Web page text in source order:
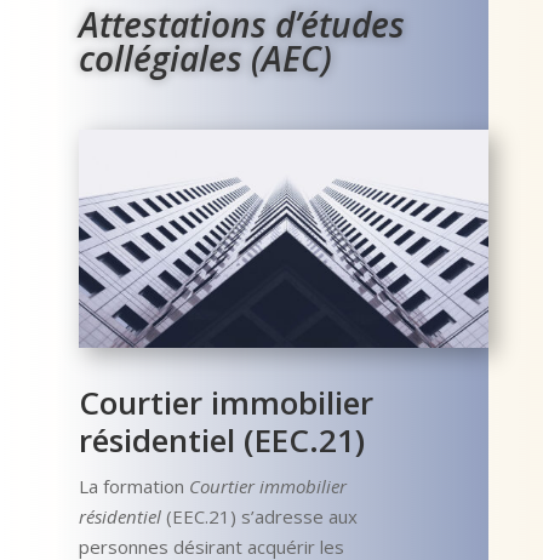
Attestations d’études
collégiales (AEC)
Courtier immobilier
résidentiel (EEC.21)
La formation Courtier immobilier
résidentiel (EEC.21) s’adresse aux
personnes désirant acquérir les